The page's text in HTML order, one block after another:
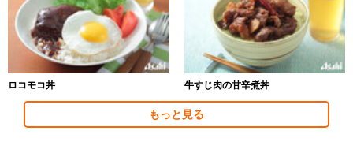
ロコモコ丼 牛すじ肉の甘辛煮丼
もっと見る